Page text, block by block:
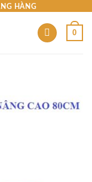
HÀNG
0